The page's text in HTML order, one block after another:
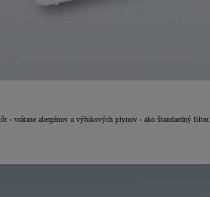
- vrátane alergénov a výfukových plynov - ako štandardný filter.